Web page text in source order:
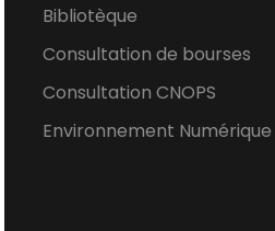
Bibliotèque
Consultation de bourses
Consultation CNOPS
Environnement Numérique